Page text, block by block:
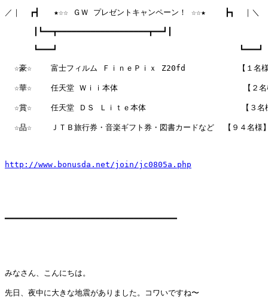
／｜  ┏┫   ★☆☆ ＧＷ プレゼントキャンペーン！ ☆☆★    ┣┓  ｜＼
      ┃┗━━┳━━━━━━━━━━━━━━━━━━━┳━━┛┃
┗━━━┛
☆豪☆    富士フィルム ＦｉｎｅＰｉｘ Z20fd           【１名
☆華☆    任天堂 Ｗｉｉ本体　　                       【２
☆賞☆    任天堂 ＤＳ Ｌｉｔｅ本体                    【３
☆品☆    ＪＴＢ旅行券・音楽ギフト券・図書カードなど  【９４名
http://www.bonusda.net/join/jc0805a.php
━━━━━━━━━━━━━━━━━━━━━━━━━━━━━━━━━━━━
みなさん、こんにちは。
先日、夜中に大きな地震がありました。コワいですね〜